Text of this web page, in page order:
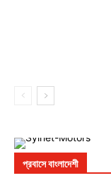
প্রবাসে বাংলাদেশী